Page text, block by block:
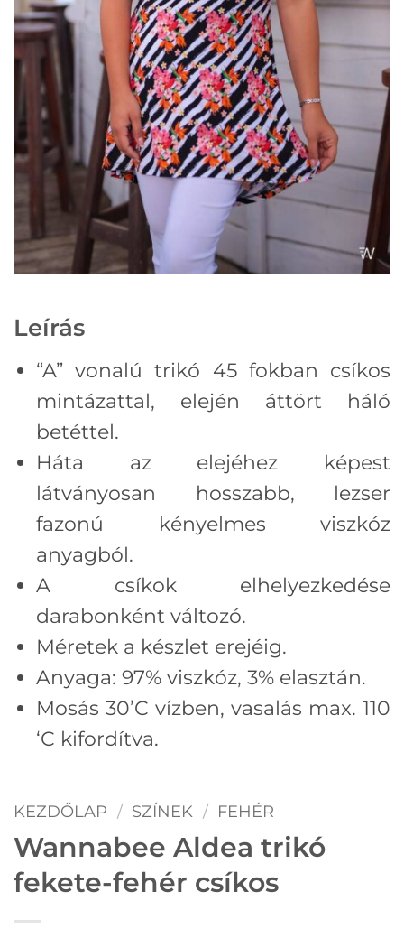
Leírás
“A” vonalú trikó 45 fokban csíkos
mintázattal, elején áttört háló
betéttel.
Háta az elejéhez képest
látványosan hosszabb, lezser
fazonú kényelmes viszkóz
anyagból.
A csíkok elhelyezkedése
darabonként változó.
Méretek a készlet erejéig.
Anyaga: 97% viszkóz, 3% elasztán.
Mosás 30’C vízben, vasalás max. 110
‘C kifordítva.
KEZDŐLAP / SZÍNEK / FEHÉR
Wannabee Aldea trikó
fekete-fehér csíkos